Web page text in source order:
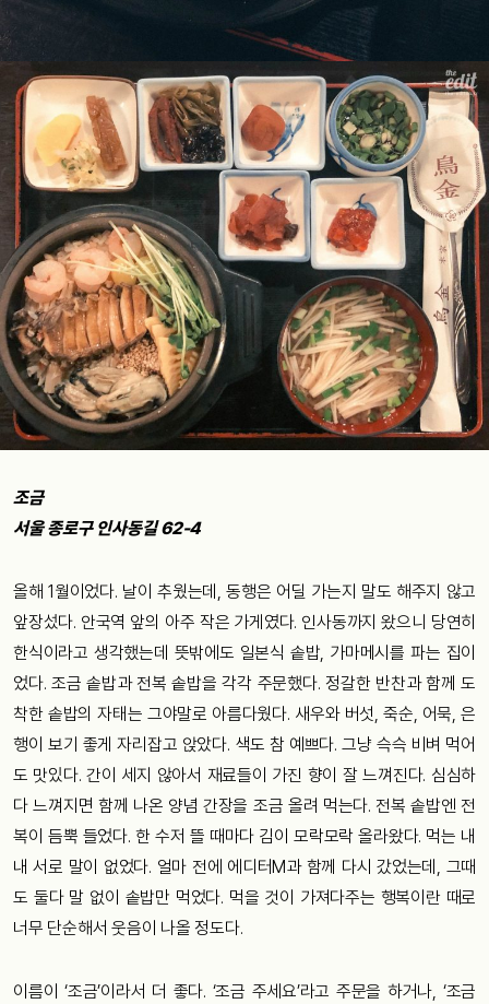
조금
서울 종로구 인사동길 62-4
올해 1월이었다. 날이 추웠는데, 동행은 어딜 가는지 말도 해주지 않고
앞장섰다. 안국역 앞의 아주 작은 가게였다. 인사동까지 왔으니 당연히
한식이라고 생각했는데 뜻밖에도 일본식 솥밥, 가마메시를 파는 집이
었다. 조금 솥밥과 전복 솥밥을 각각 주문했다. 정갈한 반찬과 함께 도
착한 솥밥의 자태는 그야말로 아름다웠다. 새우와 버섯, 죽순, 어묵, 은
행이 보기 좋게 자리잡고 앉았다. 색도 참 예쁘다. 그냥 슥슥 비벼 먹어
도 맛있다. 간이 세지 않아서 재료들이 가진 향이 잘 느껴진다. 심심하
다 느껴지면 함께 나온 양념 간장을 조금 올려 먹는다. 전복 솥밥엔 전
복이 듬뿍 들었다. 한 수저 뜰 때마다 김이 모락모락 올라왔다. 먹는 내
내 서로 말이 없었다. 얼마 전에 에디터M과 함께 다시 갔었는데, 그때
도 둘다 말 없이 솥밥만 먹었다. 먹을 것이 가져다주는 행복이란 때로
너무 단순해서 웃음이 나올 정도다.
이름이 ‘조금’이라서 더 좋다. ‘조금 주세요’라고 주문을 하거나, ‘조금